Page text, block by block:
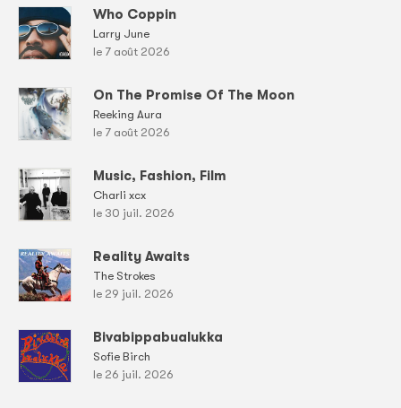
Who Coppin
Larry June
le 7 août 2026
On The Promise Of The Moon
Reeking Aura
le 7 août 2026
Music, Fashion, Film
Charli xcx
le 30 juil. 2026
Reality Awaits
The Strokes
le 29 juil. 2026
Bivabippabualukka
Sofie Birch
le 26 juil. 2026